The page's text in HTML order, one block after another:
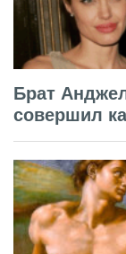
Брат
совершил